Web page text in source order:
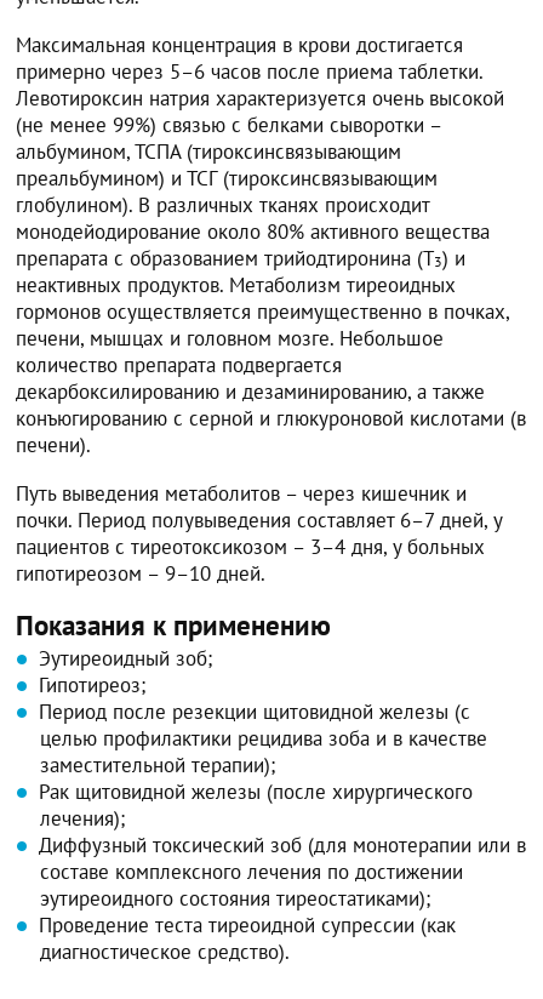
Максимальная концентрация в крови достигается
примерно через 5–6 часов после приема таблетки.
Левотироксин натрия характеризуется очень высокой
(не менее 99%) связью с белками сыворотки –
альбумином, ТСПА (тироксинсвязывающим
преальбумином) и ТСГ (тироксинсвязывающим
глобулином). В различных тканях происходит
монодейодирование около 80% активного вещества
препарата с образованием трийодтиронина (T3) и
неактивных продуктов. Метаболизм тиреоидных
гормонов осуществляется преимущественно в почках,
печени, мышцах и головном мозге. Небольшое
количество препарата подвергается
декарбоксилированию и дезаминированию, а также
конъюгированию с серной и глюкуроновой кислотами (в
печени).
Путь выведения метаболитов – через кишечник и
почки. Период полувыведения составляет 6–7 дней, у
пациентов с тиреотоксикозом – 3–4 дня, у больных
гипотиреозом – 9–10 дней.
Показания к применению
Эутиреоидный зоб;
Гипотиреоз;
Период после резекции щитовидной железы (с
целью профилактики рецидива зоба и в качестве
заместительной терапии);
Рак щитовидной железы (после хирургического
лечения);
Диффузный токсический зоб (для монотерапии или в
составе комплексного лечения по достижении
эутиреоидного состояния тиреостатиками);
Проведение теста тиреоидной супрессии (как
диагностическое средство).